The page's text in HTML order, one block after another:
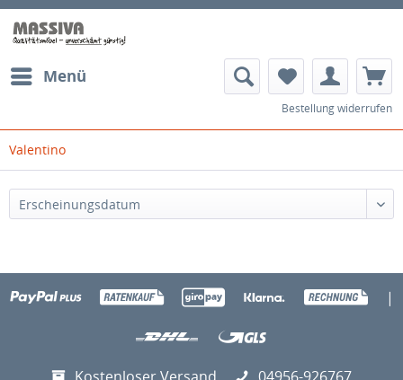
Menü
Bestellung widerrufen
Valentino
|